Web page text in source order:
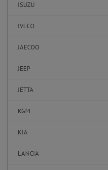
ISUZU
IVECO
JAECOO
JEEP
JETTA
KGM
KIA
LANCIA